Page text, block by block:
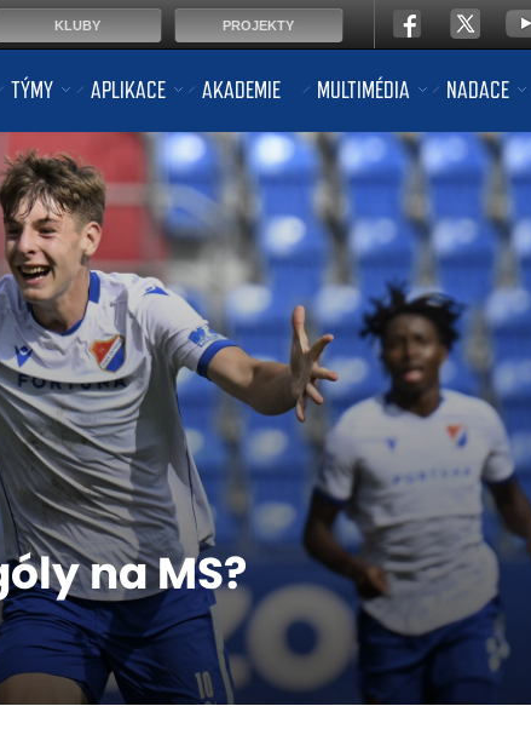
TÝMY APLIKACE AKADEMIE MULTIMÉDIA NADACE
na MS?
KLUBY PROJEKTY